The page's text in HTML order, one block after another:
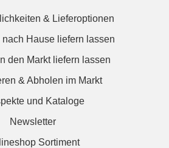
& Lieferoptionen
nach Hause liefern lassen
den Markt liefern lassen
& Abholen im Markt
und Kataloge
Newsletter
Sortiment